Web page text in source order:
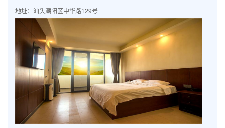
地址：汕头潮阳区中华路129号